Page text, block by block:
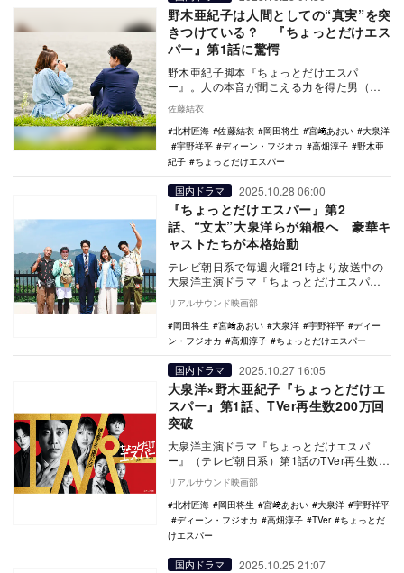
野木亜紀子は人間としての“真実”を突
きつけている？ 『ちょっとだけエス
パー』第1話に驚愕
野木亜紀子脚本『ちょっとだけエスパ
ー』。人の本音が聞こえる力を得た男（大
泉洋）を通して視聴者は何を学ぶべきなの
か。現実と虚構が曖…
佐藤結衣
北村匠海
佐藤結衣 岡田将生 宮﨑あおい
大泉洋
宇野祥平
ディーン・フジオカ 高畑淳子
野木亜
紀子
ちょっとだけエスパー
国内ドラマ 2025.10.28 06:00
『ちょっとだけエスパー』第2
話、“文太”大泉洋らが箱根へ 豪華キ
ャストたちが本格始動
テレビ朝日系で毎週火曜21時より放送中の
大泉洋主演ドラマ『ちょっとだけエスパ
ー』第2話では、大泉洋演じる文太たちがミ
ッションのた…
リアルサウンド映画部
岡田将生
宮﨑あおい 大泉洋 宇野祥平
ディー
ン・フジオカ
高畑淳子 ちょっとだけエスパー
国内ドラマ 2025.10.27 16:05
大泉洋×野木亜紀子『ちょっとだけエ
スパー』第1話、TVer再生数200万回
突破
大泉洋主演ドラマ『ちょっとだけエスパ
ー』（テレビ朝日系）第1話のTVer再生数が
200万回を突破した。（※） TVerで『ちょ…
リアルサウンド映画部
北村匠海
岡田将生 宮﨑あおい 大泉洋
宇野祥平
ディーン・フジオカ
高畑淳子 TVer
ちょっとだ
けエスパー
国内ドラマ 2025.10.25 21:07